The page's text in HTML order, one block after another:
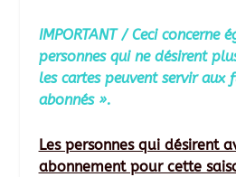
IMPORTANT / Ceci concerne
personnes qui ne désirent
les cartes peuvent servir aux
abonnés ».
Les personnes qui désirent
abonnement pour cette